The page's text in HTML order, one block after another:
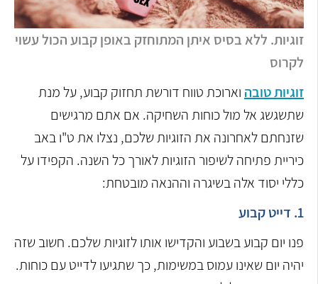
זוגיות. ללא בסיס איתן המתוחזק באופן קבוע הכול עשוי
לקרוס
זוגיות טובה וארוכת טווח דורשת תחזוק קבוע, על מנת
שתשגשג אל מול כוחות השחיקה. אם אתם מרגישים
שזנחתם לאחרונה את הזוגיות שלכם, נצלו את ט"ו באב
כיריית פתיחה לשיפור הזוגיות לאורך כל השנה. הקפידו על
כללי יסוד אלה בשיגרה וההנאה מובטחת:
1. דייט קבוע
פנו יום קבוע בשבוע והקדישו אותו לזוגיות שלכם. חשוב שזה
יהיה יום שאינו עמוס במשימות, כך שתגיעו לדייט עם כוחות.